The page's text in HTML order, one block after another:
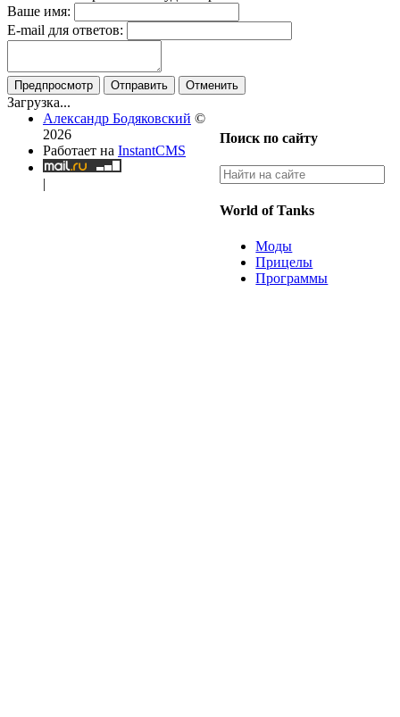
Ваше имя:
E-mail для ответов:
Предпросмотр Отправить Отменить
Загрузка...
Поиск по сайту
World of Tanks
Моды
Прицелы
Программы
Александр Бодяковский ©
2026
Работает на InstantCMS
|